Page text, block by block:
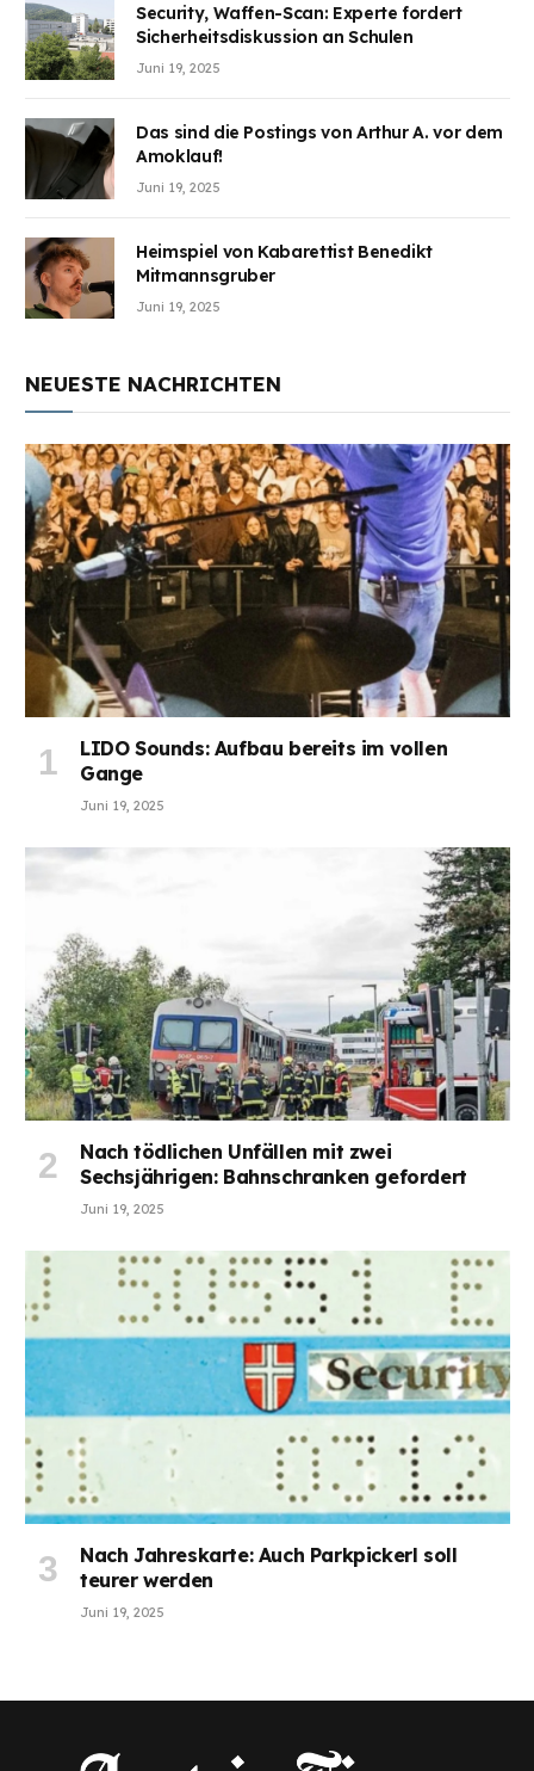
Security, Waffen-Scan: Experte fordert
Sicherheitsdiskussion an Schulen
Juni 19, 2025
Das sind die Postings von Arthur A. vor dem
Amoklauf!
Juni 19, 2025
Heimspiel von Kabarettist Benedikt
Mitmannsgruber
Juni 19, 2025
NEUESTE NACHRICHTEN
LIDO Sounds: Aufbau bereits im vollen
Gange
Juni 19, 2025
Nach tödlichen Unfällen mit zwei
Sechsjährigen: Bahnschranken gefordert
Juni 19, 2025
Nach Jahreskarte: Auch Parkpickerl soll
teurer werden
Juni 19, 2025